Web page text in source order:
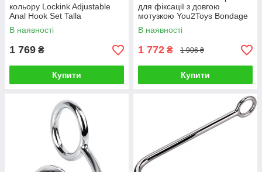
кольору Lockink Adjustable
Anal Hook Set Talla
В наявності
1 769 ₴
Купити
для фіксації з довгою
мотузкою You2Toys Bondage
Plugs Talla
В наявності
1 772 ₴ 1 906 ₴
Купити